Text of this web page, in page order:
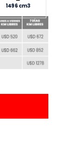
1496 cm3